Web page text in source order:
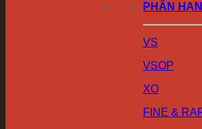
PHÂN
VS
VSOP
XO
FINE &